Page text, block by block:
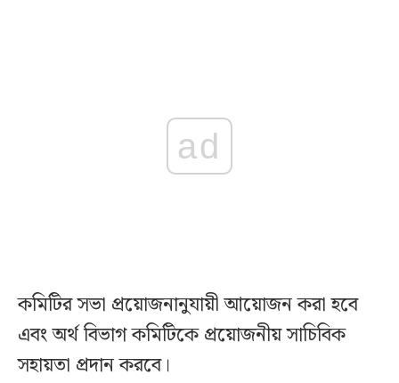
ad
কমিটির সভা প্রয়োজনানুযায়ী আয়োজন করা হবে
এবং অর্থ বিভাগ কমিটিকে প্রয়োজনীয় সাচিবিক
সহায়তা প্রদান করবে।